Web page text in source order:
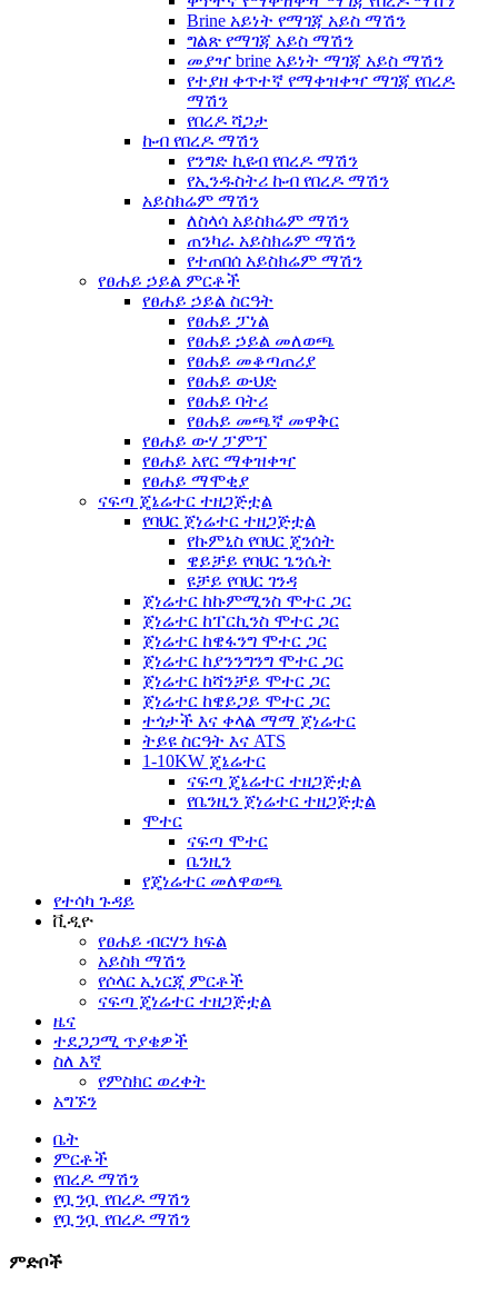
Brine አይነት የማገጃ አይስ ማሽን
ግልጽ የማገጃ አይስ ማሽን
መያዣ brine አይነት ማገጃ አይስ ማሽን
የተያዘ ቀጥተኛ የማቀዝቀዣ ማገጃ የበረዶ
ማሽን
የበረዶ ሻጋታ
ኩብ የበረዶ ማሽን
የንግድ ኪዩብ የበረዶ ማሽን
የኢንዱስትሪ ኩብ የበረዶ ማሽን
አይስክሬም ማሽን
ለስላሳ አይስክሬም ማሽን
ጠንካራ አይስክሬም ማሽን
የተጠበሰ አይስክሬም ማሽን
የፀሐይ ኃይል ምርቶች
የፀሐይ ኃይል ስርዓት
የፀሐይ ፓነል
የፀሐይ ኃይል መለወጫ
የፀሐይ መቆጣጠሪያ
የፀሐይ ውህድ
የፀሐይ ባትሪ
የፀሐይ መጫኛ መዋቅር
የፀሐይ ውሃ ፓምፕ
የፀሐይ አየር ማቀዝቀዣ
የፀሐይ ማሞቂያ
ናፍጣ ጄኔሬተር ተዘጋጅቷል
የባህር ጀነሬተር ተዘጋጅቷል
የኩምኒስ የባህር ጄንሰት
ዌይቻይ የባህር ጌንሴት
ዩቻይ የባህር ገንዳ
ጀነሬተር ከኩምሚንስ ሞተር ጋር
ጀነሬተር ከፐርኪንስ ሞተር ጋር
ጀነሬተር ከዌፋንግ ሞተር ጋር
ጀነሬተር ከያንንግንግ ሞተር ጋር
ጀነሬተር ከሻንቻይ ሞተር ጋር
ጀነሬተር ከዌይጋይ ሞተር ጋር
ተጎታች እና ቀላል ማማ ጀነሬተር
ትይዩ ስርዓት እና ATS
1-10KW ጄኔሬተር
ናፍጣ ጄኔሬተር ተዘጋጅቷል
የቤንዚን ጀነሬተር ተዘጋጅቷል
ሞተር
ናፍጣ ሞተር
ቤንዚን
የጄነሬተር መለዋወጫ
የተሳካ ጉዳይ
ቪዲዮ
የፀሐይ ብርሃን ክፍል
አይስክ ማሽን
የሶላር ኢነርጂ ምርቶች
ናፍጣ ጄነሬተር ተዘጋጅቷል
ዜና
ተደጋጋሚ ጥያቄዎች
ስለ እኛ
የምስክር ወረቀት
አግኙን
ቤት
ምርቶች
የበረዶ ማሽን
የቧንቧ የበረዶ ማሽን
የቧንቧ የበረዶ ማሽን
ምድቦች